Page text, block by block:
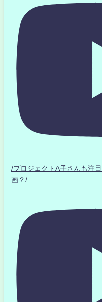
/プロジェクトA子さんも
画？/